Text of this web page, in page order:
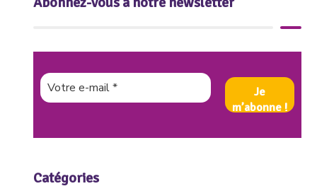
Catégories